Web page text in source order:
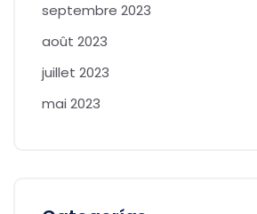
septembre 2023
août 2023
juillet 2023
mai 2023